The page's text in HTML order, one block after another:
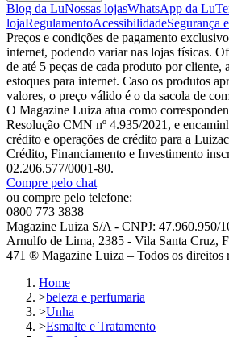
Blog da LuNossas lojasWhatsApp da Lu
lojaRegulamentoAcessibilidadeSegurança
Preços e condições de pagamento
internet, podendo variar nas lojas físicas.
de até 5 peças de cada produto por cliente,
estoques para internet. Caso os produtos
valores, o preço válido é o da sacola de
O Magazine Luiza atua como
Resolução CMN nº 4.935/2021, e
crédito e operações de crédito para a
Crédito, Financiamento e Investimento
02.206.577/0001-80.
Compre pelo chat
ou compre pelo telefone:
0800 773 3838
Magazine Luiza S/A - CNPJ: 47.960.950/
Arnulfo de Lima, 2385 - Vila Santa Cruz,
471 ® Magazine Luiza – Todos os direitos
Home
>beleza e perfumaria
>Unha
>Esmalte e Tratamento